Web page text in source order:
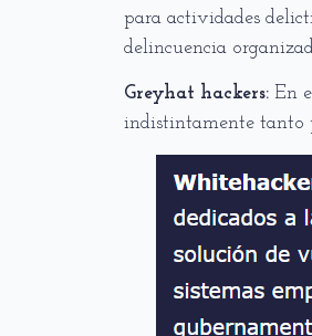
para actividades
delincuencia
Greyhat hackers: En
indistintamente tanto